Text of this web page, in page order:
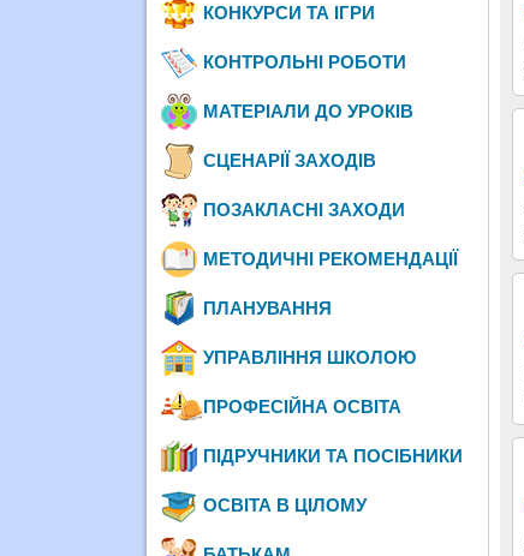
КОНКУРСИ ТА ІГРИ
КОНТРОЛЬНІ РОБОТИ
МАТЕРІАЛИ ДО УРОКІВ
СЦЕНАРІЇ ЗАХОДІВ
ПОЗАКЛАСНІ ЗАХОДИ
МЕТОДИЧНІ РЕКОМЕНДАЦІЇ
ПЛАНУВАННЯ
УПРАВЛІННЯ ШКОЛОЮ
ПРОФЕСІЙНА ОСВІТА
ПІДРУЧНИКИ ТА ПОСІБНИКИ
ОСВІТА В ЦІЛОМУ